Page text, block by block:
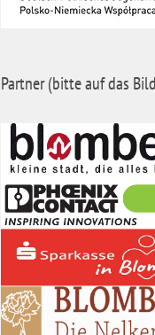
Partner (bitte auf das